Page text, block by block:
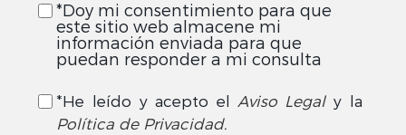
*Doy mi consentimiento para que
este sitio web almacene mi
información enviada para que
puedan responder a mi consulta
*He leído y acepto elAviso Legal y la
Política de Privacidad.